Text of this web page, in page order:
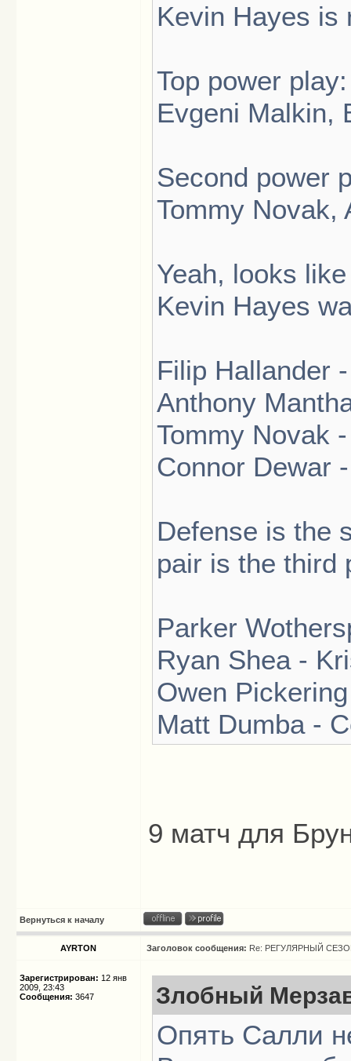
Kevin Hayes is
Top power
Evgeni Malkin,
Second power
Tommy Novak,
Yeah, looks
Kevin Hayes
Filip Hallander
Anthony
Tommy Novak
Connor Dewar
Defense is the
pair is the third
Parker
Ryan Shea -
Owen
Matt Dumba -
9 матч для
Вернуться к началу
AYRTON Заголовок сообщения: Re: РЕГУЛЯРНЫЙ
Зарегистрирован: 12 янв
2009, 23:43
Сообщения: 3647 Злобный
Опять Салли